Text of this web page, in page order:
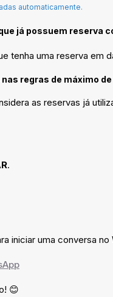
automaticamente.
já possuem reserva
tenha uma reserva em
regras de máximo
as reservas já
.
iniciar uma conversa
😊